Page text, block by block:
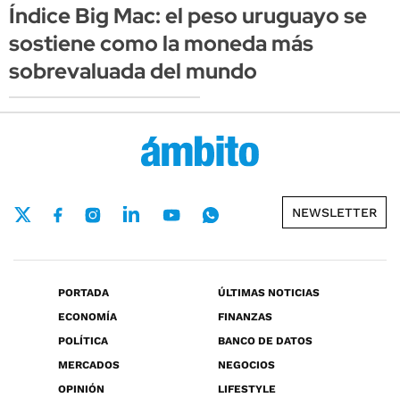
Índice Big Mac: el peso uruguayo se
sostiene como la moneda más
sobrevaluada del mundo
NEWSLETTER
PORTADA
ÚLTIMAS NOTICIAS
ECONOMÍA
FINANZAS
POLÍTICA
BANCO DE DATOS
MERCADOS
NEGOCIOS
OPINIÓN
LIFESTYLE